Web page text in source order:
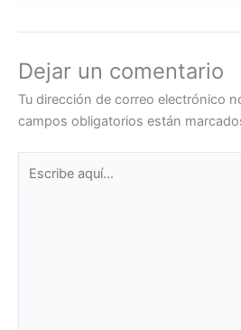
Dejar un comentario
Tu dirección de correo electrónico
campos obligatorios están
aquí...